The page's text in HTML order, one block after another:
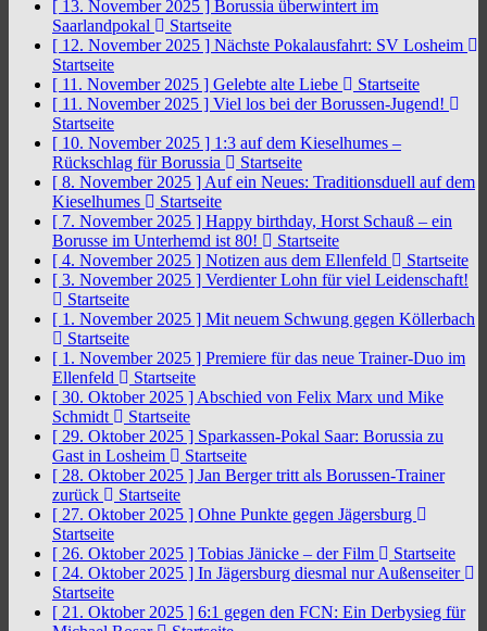
[ 13. November 2025 ] Borussia überwintert im
Saarlandpokal
Startseite
[ 12. November 2025 ] Nächste Pokalausfahrt: SV Losheim
Startseite
[ 11. November 2025 ] Gelebte alte Liebe
Startseite
[ 11. November 2025 ] Viel los bei der Borussen-Jugend!
Startseite
[ 10. November 2025 ] 1:3 auf dem Kieselhumes –
Rückschlag für Borussia
Startseite
[ 8. November 2025 ] Auf ein Neues: Traditionsduell auf dem
Kieselhumes
Startseite
[ 7. November 2025 ] Happy birthday, Horst Schauß – ein
Borusse im Unterhemd ist 80!
Startseite
[ 4. November 2025 ] Notizen aus dem Ellenfeld
Startseite
[ 3. November 2025 ] Verdienter Lohn für viel Leidenschaft!
Startseite
[ 1. November 2025 ] Mit neuem Schwung gegen Köllerbach
Startseite
[ 1. November 2025 ] Premiere für das neue Trainer-Duo im
Ellenfeld
Startseite
[ 30. Oktober 2025 ] Abschied von Felix Marx und Mike
Schmidt
Startseite
[ 29. Oktober 2025 ] Sparkassen-Pokal Saar: Borussia zu
Gast in Losheim
Startseite
[ 28. Oktober 2025 ] Jan Berger tritt als Borussen-Trainer
zurück
Startseite
[ 27. Oktober 2025 ] Ohne Punkte gegen Jägersburg
Startseite
[ 26. Oktober 2025 ] Tobias Jänicke – der Film
Startseite
[ 24. Oktober 2025 ] In Jägersburg diesmal nur Außenseiter
Startseite
[ 21. Oktober 2025 ] 6:1 gegen den FCN: Ein Derbysieg für